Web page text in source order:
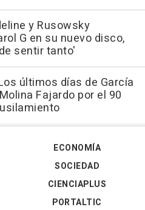
y Rusowsky
G en su nuevo disco,
sentir tanto'
últimos días de García
Fajardo por el 90
ECONOMÍA
SOCIEDAD
CIENCIAPLUS
PORTALTIC